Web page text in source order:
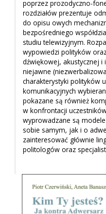
poprzez prozodyczno-
rozdziałów prezentuje
do opisu owych
bezpośredniego
studiu telewizyjnym.
wypowiedzi polityków
dźwiękowej, akustycznej
niejawne
charakterystyki polityków
komunikacyjnych
pokazane są również
w konfrontacji
wyprowadzane są
sobie samym, jak i o
zainteresować głównie
politologów oraz